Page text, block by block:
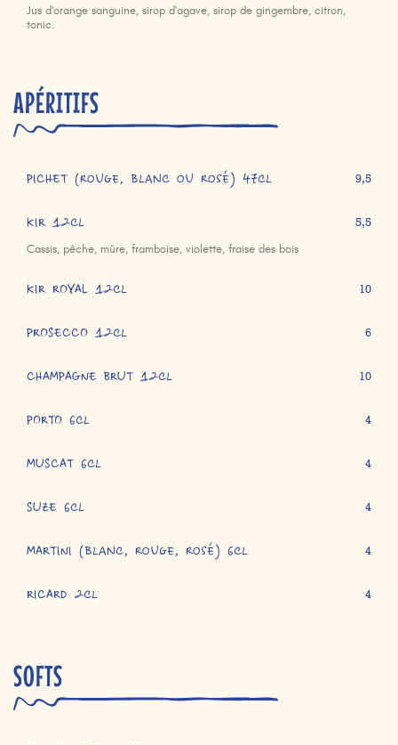
Jus d'orange sanguine, sirop d'agave, sirop de gingembre, citron,
tonic.
APÉRITIFS
PICHET (rouge, blanc ou rosé) 47cl 9,5
KIR 12cl
Cassis, pêche, mûre, framboise, violette, fraise des bois
5,5
KIR ROYAL 12cl 10
PROSECCO 12cl 6
CHAMPAGNE BRUT 12cl 10
PORTO 6cl 4
MUSCAT 6cl 4
SUZE 6cl 4
MARTINI (blanc, rouge, rosé) 6cl 4
RICARD 2cl 4
SOFTS